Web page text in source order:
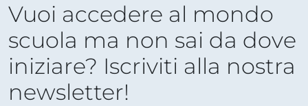
Vuoi accedere al mondo
scuola ma non sai da dove
iniziare? Iscriviti alla nostra
newsletter!